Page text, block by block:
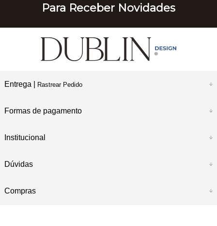
Para Receber Novidades
Entrega | Rastrear Pedido
Formas de pagamento
Institucional
Dúvidas
Compras